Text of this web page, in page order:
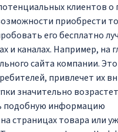
клиентов о
приобрести
его бесплатно
и каналах. Например, на
сайта компании. Это
привлечет их
значительно
подобную информацию
страницах товара или